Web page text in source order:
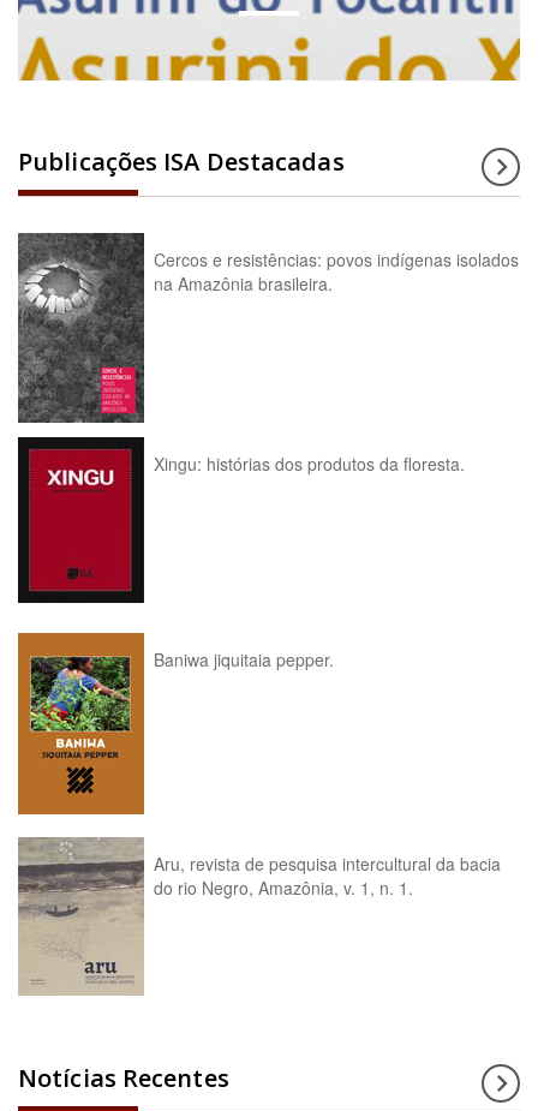
Publicações ISA Destacadas
Cercos e resistências: povos indígenas isolados
na Amazônia brasileira.
Xingu: histórias dos produtos da floresta.
Baniwa jiquitaia pepper.
Aru, revista de pesquisa intercultural da bacia
do rio Negro, Amazônia, v. 1, n. 1.
Notícias Recentes